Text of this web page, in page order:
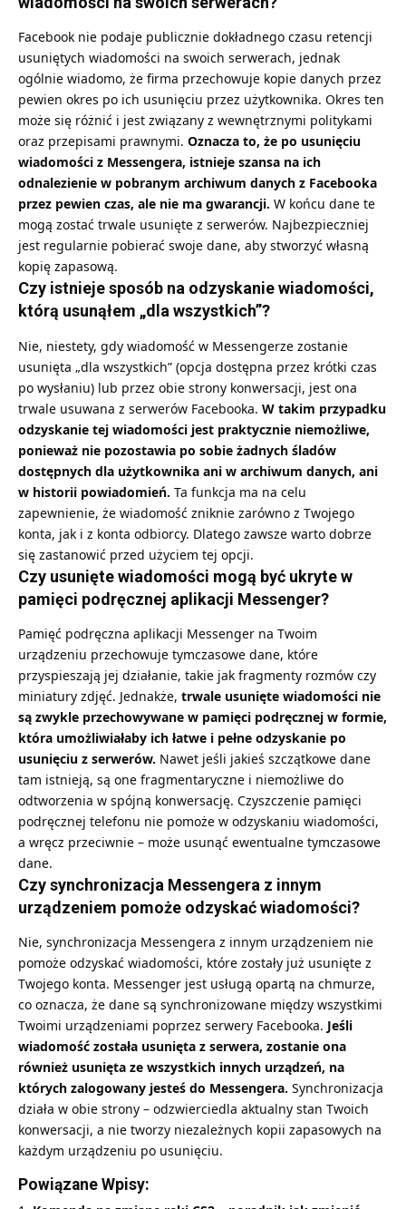
Facebook nie podaje publicznie dokładnego czasu retencji
usuniętych wiadomości na swoich serwerach, jednak
ogólnie wiadomo, że firma przechowuje kopie danych przez
pewien okres po ich usunięciu przez użytkownika. Okres ten
może się różnić i jest związany z wewnętrznymi politykami
oraz przepisami prawnymi. Oznacza to, że po usunięciu
wiadomości z Messengera, istnieje szansa na ich
odnalezienie w pobranym archiwum danych z Facebooka
przez pewien czas, ale nie ma gwarancji. W końcu dane te
mogą zostać trwale usunięte z serwerów. Najbezpieczniej
jest regularnie pobierać swoje dane, aby stworzyć własną
kopię zapasową.
Czy istnieje sposób na odzyskanie wiadomości,
którą usunąłem „dla wszystkich”?
Nie, niestety, gdy wiadomość w Messengerze zostanie
usunięta „dla wszystkich” (opcja dostępna przez krótki czas
po wysłaniu) lub przez obie strony konwersacji, jest ona
trwale usuwana z serwerów Facebooka. W takim przypadku
odzyskanie tej wiadomości jest praktycznie niemożliwe,
ponieważ nie pozostawia po sobie żadnych śladów
dostępnych dla użytkownika ani w archiwum danych, ani
w historii powiadomień. Ta funkcja ma na celu
zapewnienie, że wiadomość zniknie zarówno z Twojego
konta, jak i z konta odbiorcy. Dlatego zawsze warto dobrze
się zastanowić przed użyciem tej opcji.
Czy usunięte wiadomości mogą być ukryte w
pamięci podręcznej aplikacji Messenger?
Pamięć podręczna aplikacji Messenger na Twoim
urządzeniu przechowuje tymczasowe dane, które
przyspieszają jej działanie, takie jak fragmenty rozmów czy
miniatury zdjęć. Jednakże, trwale usunięte wiadomości nie
są zwykle przechowywane w pamięci podręcznej w formie,
która umożliwiałaby ich łatwe i pełne odzyskanie po
usunięciu z serwerów. Nawet jeśli jakieś szczątkowe dane
tam istnieją, są one fragmentaryczne i niemożliwe do
odtworzenia w spójną konwersację. Czyszczenie pamięci
podręcznej telefonu nie pomoże w odzyskaniu wiadomości,
a wręcz przeciwnie – może usunąć ewentualne tymczasowe
dane.
Czy synchronizacja Messengera z innym
urządzeniem pomoże odzyskać wiadomości?
Nie, synchronizacja Messengera z innym urządzeniem nie
pomoże odzyskać wiadomości, które zostały już usunięte z
Twojego konta. Messenger jest usługą opartą na chmurze,
co oznacza, że dane są synchronizowane między wszystkimi
Twoimi urządzeniami poprzez serwery Facebooka. Jeśli
wiadomość została usunięta z serwera, zostanie ona
również usunięta ze wszystkich innych urządzeń, na
których zalogowany jesteś do Messengera. Synchronizacja
działa w obie strony – odzwierciedla aktualny stan Twoich
konwersacji, a nie tworzy niezależnych kopii zapasowych na
każdym urządzeniu po usunięciu.
Powiązane Wpisy: